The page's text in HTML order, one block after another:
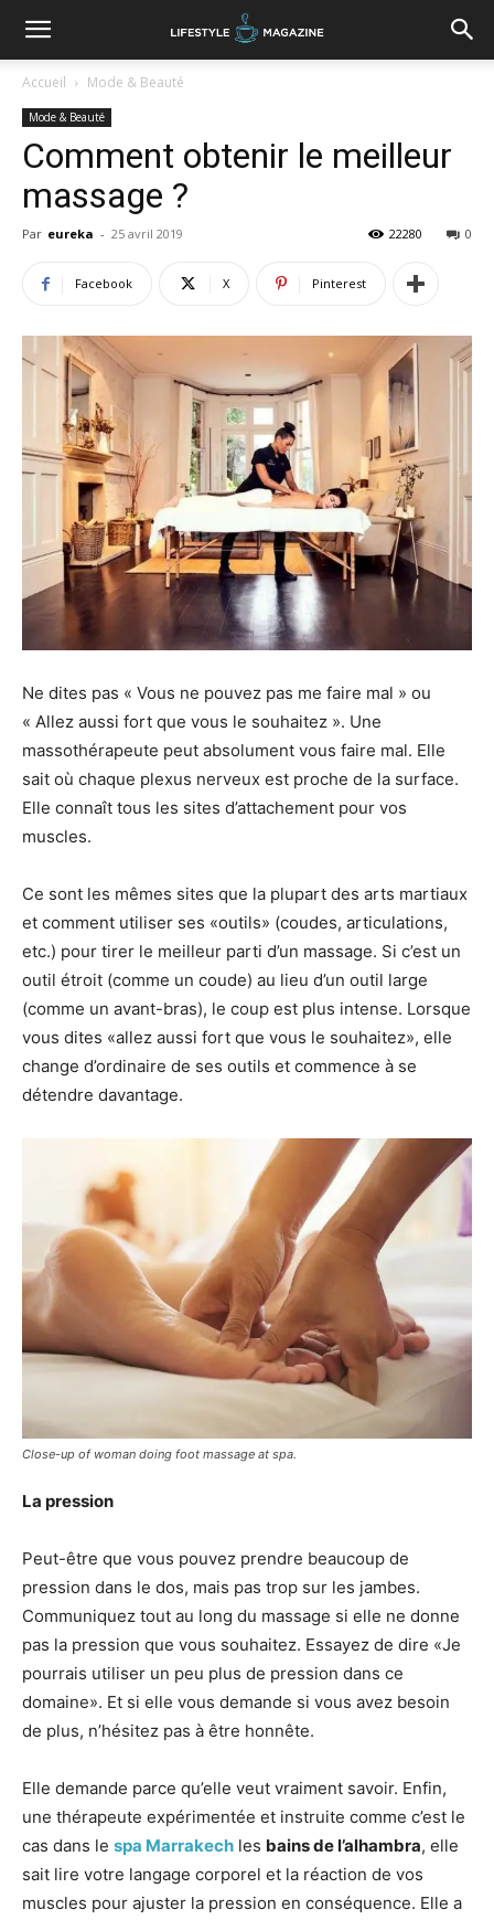
Accueil Mode & Beauté
Mode & Beauté
Comment obtenir le meilleur
massage ?
Par eureka - 25 avril 2019 0
22280
Facebook X Pinterest
Ne dites pas « Vous ne pouvez pas me faire mal » ou
« Allez aussi fort que vous le souhaitez ». Une
massothérapeute peut absolument vous faire mal. Elle
sait où chaque plexus nerveux est proche de la surface.
Elle connaît tous les sites d’attachement pour vos
muscles.
Ce sont les mêmes sites que la plupart des arts martiaux
et comment utiliser ses «outils» (coudes, articulations,
etc.) pour tirer le meilleur parti d’un massage. Si c’est un
outil étroit (comme un coude) au lieu d’un outil large
(comme un avant-bras), le coup est plus intense. Lorsque
vous dites «allez aussi fort que vous le souhaitez», elle
change d’ordinaire de ses outils et commence à se
détendre davantage.
Close-up of woman doing foot massage at spa.
La pression
Peut-être que vous pouvez prendre beaucoup de
pression dans le dos, mais pas trop sur les jambes.
Communiquez tout au long du massage si elle ne donne
pas la pression que vous souhaitez. Essayez de dire «Je
pourrais utiliser un peu plus de pression dans ce
domaine». Et si elle vous demande si vous avez besoin
de plus, n’hésitez pas à être honnête.
Elle demande parce qu’elle veut vraiment savoir. Enfin,
une thérapeute expérimentée et instruite comme c’est le
cas dans le spa Marrakech les bains de l’alhambra, elle
sait lire votre langage corporel et la réaction de vos
muscles pour ajuster la pression en conséquence. Elle a